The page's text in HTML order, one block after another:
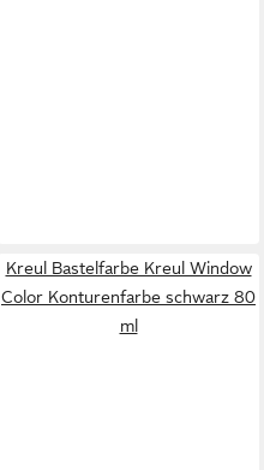
Kreul Bastelfarbe Kreul Window
Color Konturenfarbe schwarz 80
ml